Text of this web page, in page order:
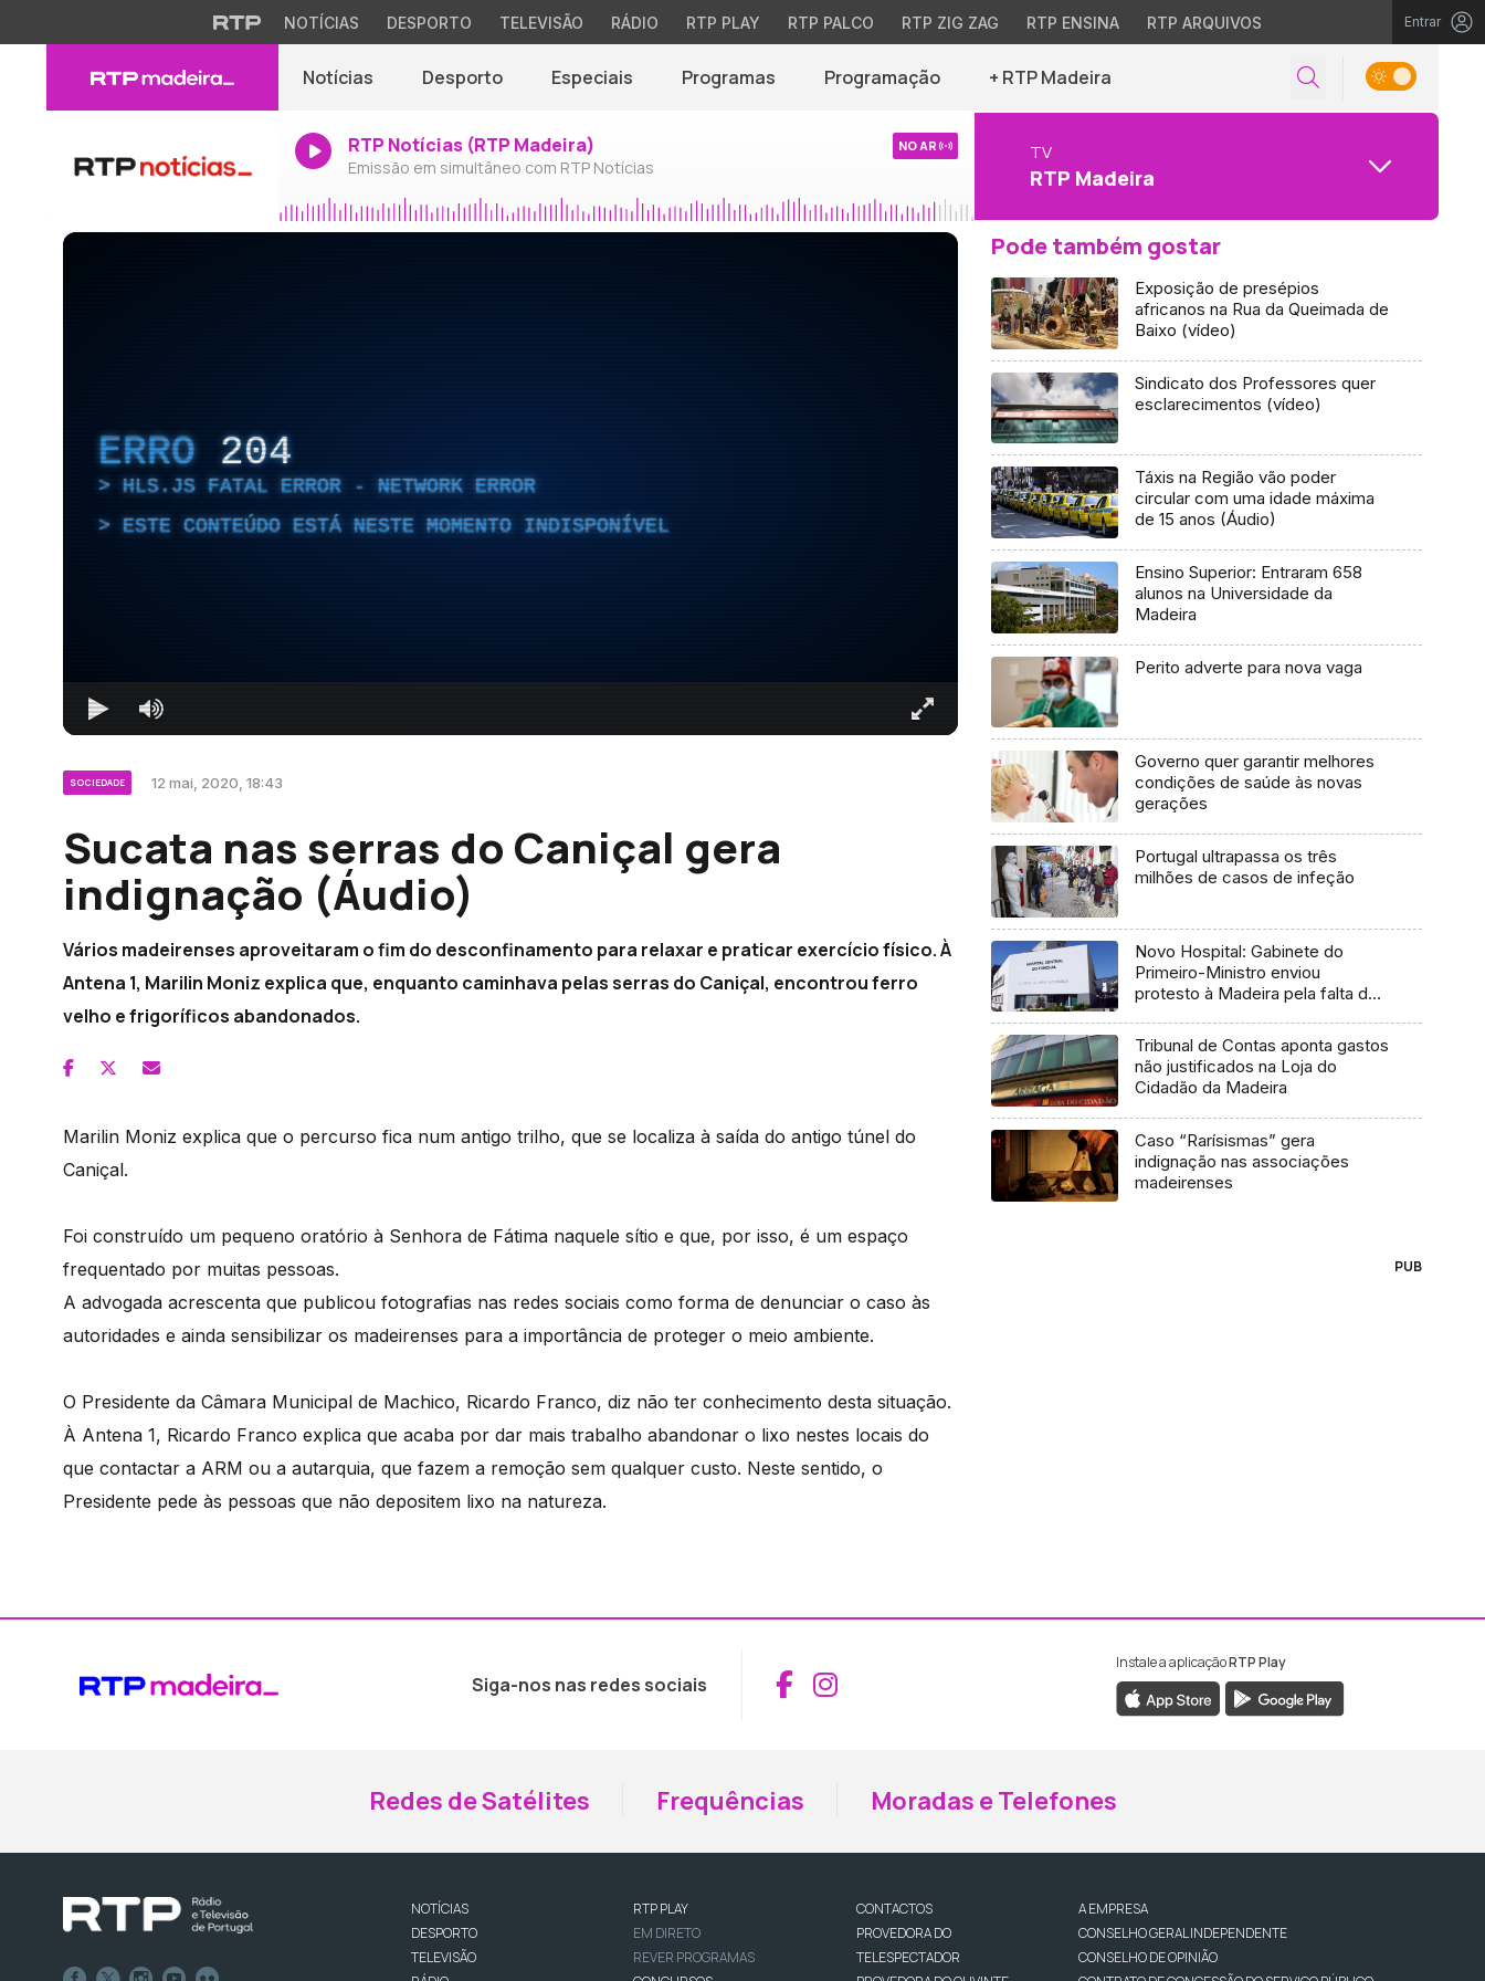
NOTÍCIAS DESPORTO TELEVISÃO RÁDIO RTP PLAY RTP PALCO RTP ZIG ZAG RTP ENSINA RTP ARQUIVOS Entrar
Notícias Desporto Especiais Programas Programação + RTP Madeira
RTP Notícias (RTP Madeira)
Emissão em simultâneo com RTP Notícias
NO AR TV
RTP Madeira
ERRO 204
HLS.JS FATAL ERROR - NETWORK ERROR
ESTE CONTEÚDO ESTÁ NESTE MOMENTO INDISPONÍVEL
SOCIEDADE 12 mai, 2020, 18:43
Sucata nas serras do Caniçal gera
indignação (Áudio)
Vários madeirenses aproveitaram o fim do desconfinamento para relaxar e praticar exercício físico. À
Antena 1, Marilin Moniz explica que, enquanto caminhava pelas serras do Caniçal, encontrou ferro
velho e frigoríficos abandonados.
Marilin Moniz explica que o percurso fica num antigo trilho, que se localiza à saída do antigo túnel do
Caniçal.
Foi construído um pequeno oratório à Senhora de Fátima naquele sítio e que, por isso, é um espaço
frequentado por muitas pessoas.
A advogada acrescenta que publicou fotografias nas redes sociais como forma de denunciar o caso às
autoridades e ainda sensibilizar os madeirenses para a importância de proteger o meio ambiente.
O Presidente da Câmara Municipal de Machico, Ricardo Franco, diz não ter conhecimento desta situação.
À Antena 1, Ricardo Franco explica que acaba por dar mais trabalho abandonar o lixo nestes locais do
que contactar a ARM ou a autarquia, que fazem a remoção sem qualquer custo. Neste sentido, o
Presidente pede às pessoas que não depositem lixo na natureza.
Pode também gostar
Exposição de presépios
africanos na Rua da Queimada de
Baixo (vídeo)
Sindicato dos Professores quer
esclarecimentos (vídeo)
Táxis na Região vão poder
circular com uma idade máxima
de 15 anos (Áudio)
Ensino Superior: Entraram 658
alunos na Universidade da
Madeira
Perito adverte para nova vaga
Governo quer garantir melhores
condições de saúde às novas
gerações
Portugal ultrapassa os três
milhões de casos de infeção
Novo Hospital: Gabinete do
Primeiro-Ministro enviou
protesto à Madeira pela falta de
Tribunal de Contas aponta gastos
não justificados na Loja do
Cidadão da Madeira
Caso “Rarísismas” gera
indignação nas associações
madeirenses
PUB
Siga-nos nas redes sociais Aceder ao Facebook da RTP Madeira
Aceder ao Instagram da RTP Madeira
Instale a aplicaçãoRTP Play
Redes de Satélites Frequências Moradas e Telefones
NOTÍCIAS
DESPORTO
TELEVISÃO
RTP PLAY
EM DIRETO
REVER PROGRAMAS
CONTACTOS
PROVEDORA DO
TELESPECTADOR
A EMPRESA
CONSELHO GERAL INDEPENDENTE
CONSELHO DE OPINIÃO